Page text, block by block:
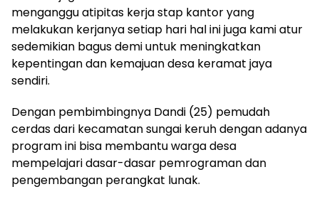
menganggu atipitas kerja stap kantor yang
melakukan kerjanya setiap hari hal ini juga kami atur
sedemikian bagus demi untuk meningkatkan
kepentingan dan kemajuan desa keramat jaya
sendiri.
Dengan pembimbingnya Dandi (25) pemudah
cerdas dari kecamatan sungai keruh dengan adanya
program ini bisa membantu warga desa
mempelajari dasar-dasar pemrograman dan
pengembangan perangkat lunak.